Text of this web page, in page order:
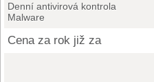
Denní antivirová kontrola
Malware
Cena za rok již za